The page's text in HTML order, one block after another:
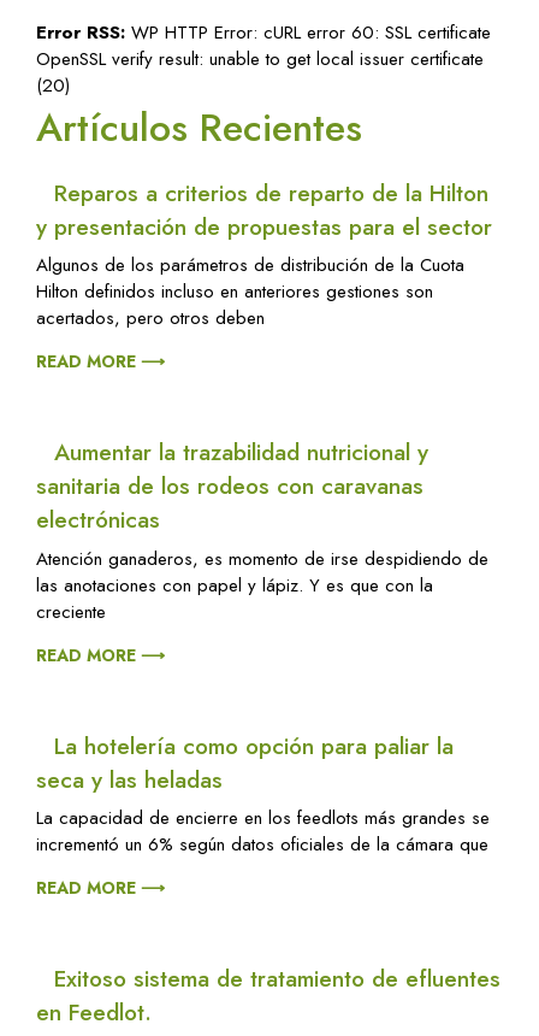
Error RSS: WP HTTP Error: cURL error 60: SSL certificate
OpenSSL verify result: unable to get local issuer certificate
(20)
Artículos Recientes
Reparos a criterios de reparto de la Hilton
y presentación de propuestas para el sector
Algunos de los parámetros de distribución de la Cuota
Hilton definidos incluso en anteriores gestiones son
acertados, pero otros deben
READ MORE ⟶
Aumentar la trazabilidad nutricional y
sanitaria de los rodeos con caravanas
electrónicas
Atención ganaderos, es momento de irse despidiendo de
las anotaciones con papel y lápiz. Y es que con la
creciente
READ MORE ⟶
La hotelería como opción para paliar la
seca y las heladas
La capacidad de encierre en los feedlots más grandes se
incrementó un 6% según datos oficiales de la cámara que
READ MORE ⟶
Exitoso sistema de tratamiento de efluentes
en Feedlot.